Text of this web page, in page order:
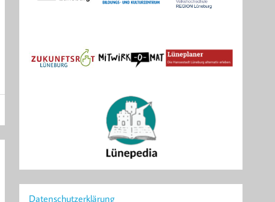
Datenschutzerklärung